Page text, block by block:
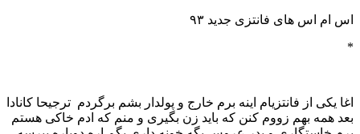
اس ام اس های فانتزی جدید ۹۳
*
اغا یکی از فانتزیام اینه برم خارج و پولدار بشم برگردم ترجیحا کانادا
بعد همه بهم زووم کنن که باید زن بگیری و منم که ادم خاکی هستم